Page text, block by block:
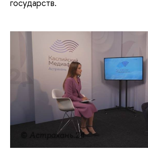
государств.
© Астрахань.24